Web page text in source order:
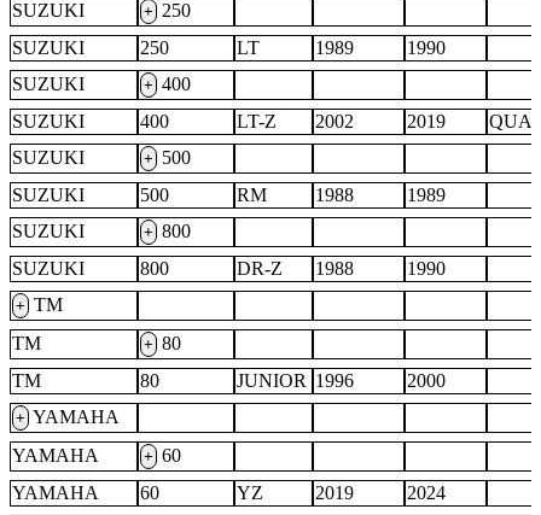
SUZUKI
+ 250
SUZUKI
250 LT 1989
1990
SUZUKI
+ 400
SUZUKI
400 LT-Z 2002 2019
SUZUKI
+ 500
SUZUKI
500 RM 1988
1989
SUZUKI
+ 800
SUZUKI
800 DR-Z 1988 1990
+ TM
TM
+ 80
TM
80 JUNIOR 1996 2000
+ YAMAHA
YAMAHA
+ 60
YAMAHA
60 YZ 2019
2024